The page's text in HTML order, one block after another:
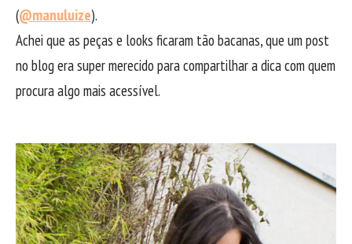
(@manuluize).
Achei que as peças e looks ficaram tão bacanas, que um post
no blog era super merecido para compartilhar a dica com quem
procura algo mais acessível.